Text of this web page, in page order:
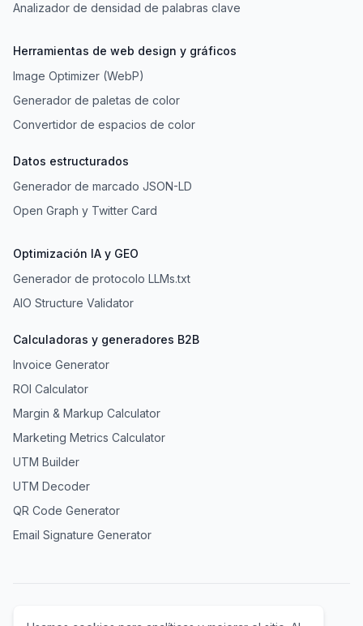
Analizador de densidad de palabras clave
Herramientas de web design y gráficos
Image Optimizer (WebP)
Generador de paletas de color
Convertidor de espacios de color
Datos estructurados
Generador de marcado JSON-LD
Open Graph y Twitter Card
Optimización IA y GEO
Generador de protocolo LLMs.txt
AIO Structure Validator
Calculadoras y generadores B2B
Invoice Generator
ROI Calculator
Margin & Markup Calculator
Marketing Metrics Calculator
UTM Builder
UTM Decoder
QR Code Generator
Email Signature Generator